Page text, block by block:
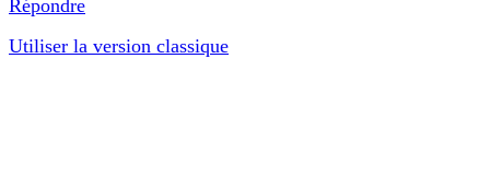
Répondre
Utiliser la version classique